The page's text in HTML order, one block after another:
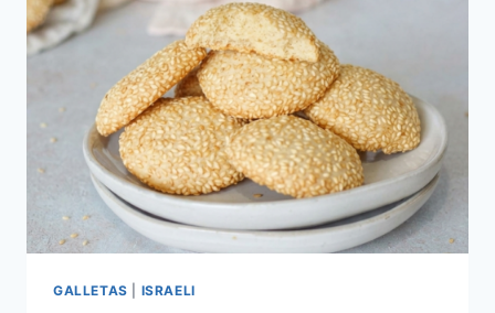
GALLETAS ISRAELI